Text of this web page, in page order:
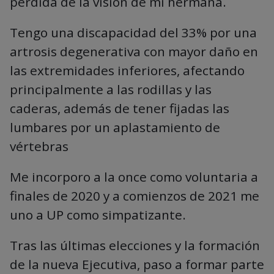
Tengo una discapacidad del 33% por una
artrosis degenerativa con mayor daño en
las extremidades inferiores, afectando
principalmente a las rodillas y las
caderas, además de tener fijadas las
lumbares por un aplastamiento de
vértebras
Me incorporo a la once como voluntaria a
finales de 2020 y a comienzos de 2021 me
uno a UP como simpatizante.
Tras las últimas elecciones y la formación
de la nueva Ejecutiva, paso a formar parte